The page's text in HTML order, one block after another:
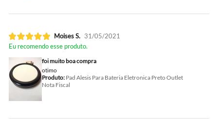
Moises S. 31/05/2021
Eu recomendo esse produto.
foi muito boa compra
otimo
Produto:Pad Alesis Para Bateria Eletronica Preto Outlet
Nota Fiscal